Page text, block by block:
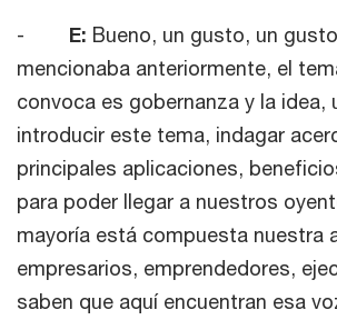
- E: Bueno, un gusto, un
mencionaba anteriormente, el
convoca es gobernanza y la idea,
introducir este tema, indagar
principales aplicaciones,
para poder llegar a nuestros
mayoría está compuesta nuestra
empresarios, emprendedores,
saben que aquí encuentran esa